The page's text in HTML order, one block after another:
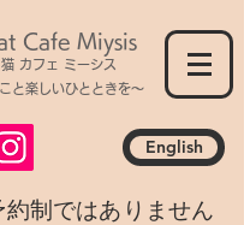
Cafe Miysis
猫 カフェ ミーシス
と楽しいひとときを～
English
制ではありません